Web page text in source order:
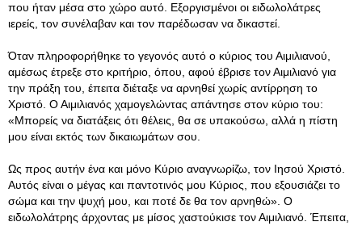
που ήταν μέσα στο χώρο αυτό. Εξοργισμένοι οι ειδωλολάτρες
ιερείς, τον συνέλαβαν και τον παρέδωσαν να δικαστεί.
Όταν πληροφορήθηκε το γεγονός αυτό ο κύριος του Αιμιλιανού,
αμέσως έτρεξε στο κριτήριο, όπου, αφού έβρισε τον Αιμιλιανό για
την πράξη του, έπειτα διέταξε να αρνηθεί χωρίς αντίρρηση το
Χριστό. Ο Αιμιλιανός χαμογελώντας απάντησε στον κύριο του:
«Μπορείς να διατάξεις ότι θέλεις, θα σε υπακούσω, αλλά η πίστη
μου είναι εκτός των δικαιωμάτων σου.
Ως προς αυτήν ένα και μόνο Κύριο αναγνωρίζω, τον Ιησού Χριστό.
Αυτός είναι ο μέγας και παντοτινός μου Κύριος, που εξουσιάζει το
σώμα και την ψυχή μου, και ποτέ δε θα τον αρνηθώ». Ο
ειδωλολάτρης άρχοντας με μίσος χαστούκισε τον Αιμιλιανό. Έπειτα,